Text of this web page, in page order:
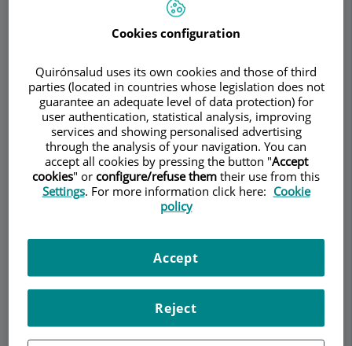
DescripcióServeis EquipContacteHorari
Descripció
Dr. Antonio Alcaraz,así como su equipo, está
especializado en el diagnóstico y tratamiento
Su grupo ha ido evolucionando con los avances
en las técnicas quirúrgicas, siendo actualmente
cirugía laparoscópica.
laparoscópica es una técnica quirúrgica que se
Cookies configuration
Quirónsalud uses its own cookies and those of third
parties (located in countries whose legislation does not
guarantee an adequate level of data protection) for
user authentication, statistical analysis, improving
services and showing personalised advertising
through the analysis of your navigation. You can
accept all cookies by pressing the button "Accept
cookies" or configure/refuse them their use from this
Settings. For more information click here: Cookie
policy
Reject
Accept